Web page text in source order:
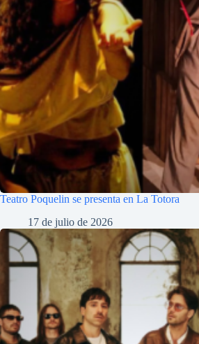
Teatro Poquelin se presenta en La Totora
17 de julio de 2026